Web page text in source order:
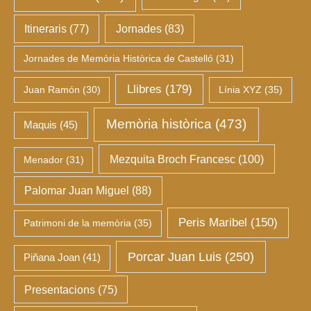
Itineraris (77) Jornades(83)
Jornades de Memòria Històrica de Castelló(31)
Juan Ramón (30) Llibres (179) Línia XYZ (35)
Maquis (45) Memòria històrica(473)
Menador(31) Mezquita Broch Francesc(100)
Palomar Juan Miguel (88)
Patrimoni de la memòria(35) Peris Maribel (150)
Piñana Joan (41) Porcar Juan Luis (250)
Presentacions (75)